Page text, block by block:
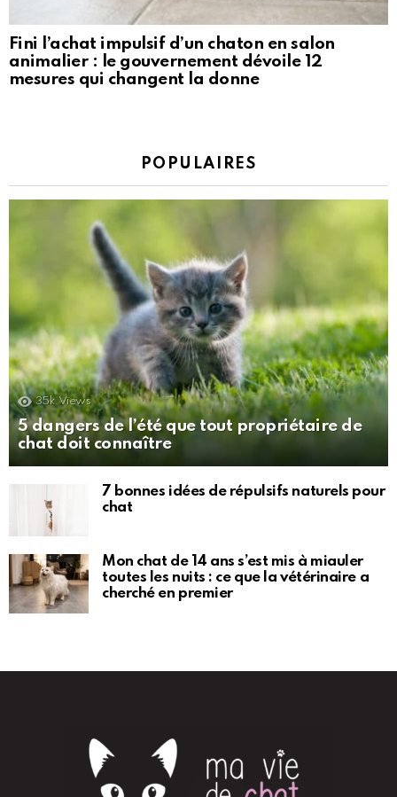
Fini l’achat impulsif d’un chaton en salon
animalier : le gouvernement dévoile 12
mesures qui changent la donne
POPULAIRES
35k Views
5 dangers de l’été que tout propriétaire de
chat doit connaître
7 bonnes idées de répulsifs naturels pour
chat
Mon chat de 14 ans s’est mis à miauler
toutes les nuits : ce que la vétérinaire a
cherché en premier